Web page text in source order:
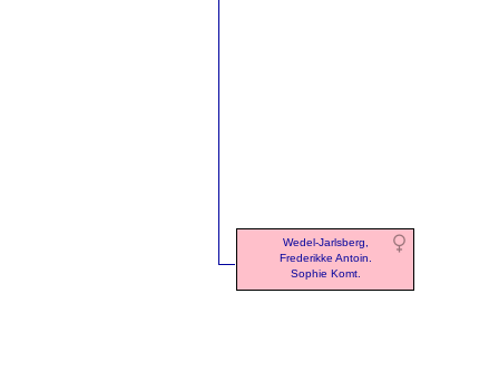
Wedel-Jarlsberg,
Frederikke Antoin.
Sophie Komt.